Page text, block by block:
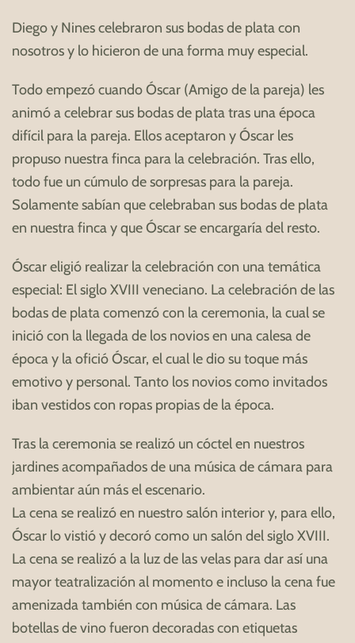
Diego y Nines celebraron sus bodas de plata con
nosotros y lo hicieron de una forma muy especial.
Todo empezó cuando Óscar (Amigo de la pareja) les
animó a celebrar sus bodas de plata tras una época
difícil para la pareja. Ellos aceptaron y Óscar les
propuso nuestra finca para la celebración. Tras ello,
todo fue un cúmulo de sorpresas para la pareja.
Solamente sabían que celebraban sus bodas de plata
en nuestra finca y que Óscar se encargaría del resto.
Óscar eligió realizar la celebración con una temática
especial: El siglo XVIII veneciano. La celebración de las
bodas de plata comenzó con la ceremonia, la cual se
inició con la llegada de los novios en una calesa de
época y la ofició Óscar, el cual le dio su toque más
emotivo y personal. Tanto los novios como invitados
iban vestidos con ropas propias de la época.
Tras la ceremonia se realizó un cóctel en nuestros
jardines acompañados de una música de cámara para
ambientar aún más el escenario.
La cena se realizó en nuestro salón interior y, para ello,
Óscar lo vistió y decoró como un salón del siglo XVIII.
La cena se realizó a la luz de las velas para dar así una
mayor teatralización al momento e incluso la cena fue
amenizada también con música de cámara. Las
botellas de vino fueron decoradas con etiquetas